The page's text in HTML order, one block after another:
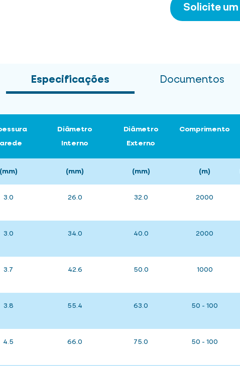
Solicite
Especificações Documentos
Diâmetro
Interno
Diâmetro
Externo
Comprimento
(mm) (mm) (mm) (m)
3.0 26.0 32.0 2000
3.0 34.0 40.0 2000
3.7 42.6 50.0 1000
3.8 55.4 63.0 50 - 100
4.5 66.0 75.0 50 - 100